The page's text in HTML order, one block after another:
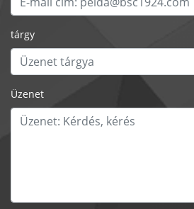
tárgy
Üzenet